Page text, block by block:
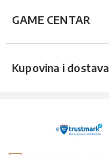
GAME CENTAR
Kupovina i dostava